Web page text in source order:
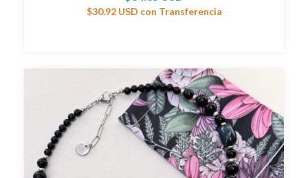
$30.92 USD con Transferencia